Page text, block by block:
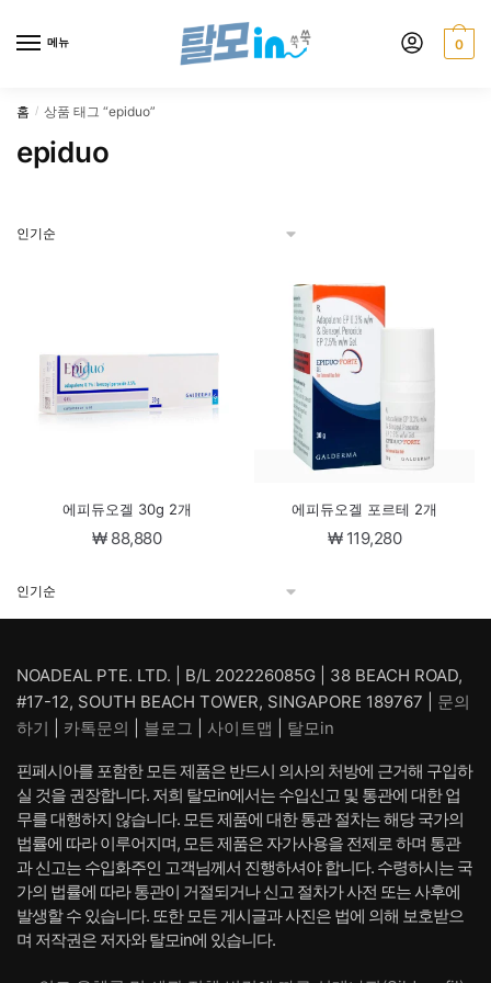
메뉴 0
홈 / 상품 태그 “epiduo”
epiduo
에피듀오겔 30g 2개
₩88,880
에피듀오겔 포르테 2개
₩119,280
NOADEAL PTE. LTD. | B/L 202226085G | 38 BEACH ROAD,
#17-12, SOUTH BEACH TOWER, SINGAPORE 189767 | 문의
하기
카톡문의 블로그 사이트맵 탈모in
핀페시아를 포함한 모든 제품은 반드시 의사의 처방에 근거해 구입하
실 것을 권장합니다. 저희 탈모in에서는 수입신고 및 통관에 대한 업
무를 대행하지 않습니다. 모든 제품에 대한 통관 절차는 해당 국가의
법률에 따라 이루어지며, 모든 제품은 자가사용을 전제로 하며 통관
과 신고는 수입화주인 고객님께서 진행하셔야 합니다. 수령하시는 국
가의 법률에 따라 통관이 거절되거나 신고 절차가 사전 또는 사후에
발생할 수 있습니다. 또한 모든 게시글과 사진은 법에 의해 보호받으
며 저작권은 저자와 탈모in에 있습니다.